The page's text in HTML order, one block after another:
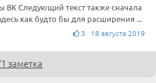
ВК Следующий текст также сначала
как будто бы для расширения ...
3 18 августа 2019
заметка